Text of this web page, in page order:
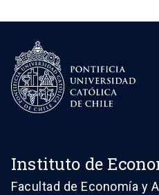
Instituto de
Facultad de Economía y